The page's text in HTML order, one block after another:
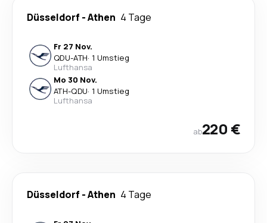
Düsseldorf -Athen 4 Tage
Fr 27 Nov.
QDU-ATH· 1 Umstieg
Lufthansa
Mo 30 Nov.
ATH-QDU· 1 Umstieg
Lufthansa
ab220 €
Düsseldorf -Athen 4 Tage